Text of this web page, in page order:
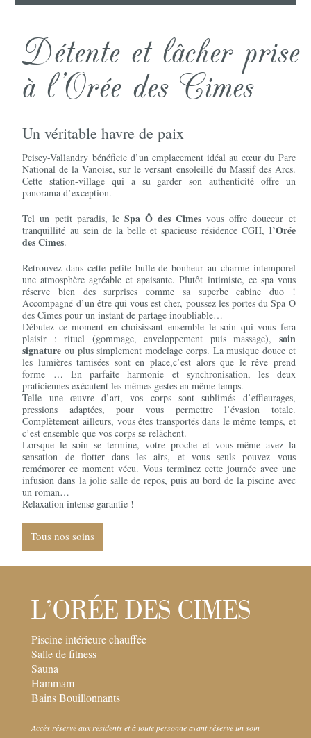
Détente et lâcher prise
à l'Orée des Cimes
Un véritable havre de paix
Peisey-Vallandry bénéficie d’un emplacement idéal au cœur du Parc
National de la Vanoise, sur le versant ensoleillé du Massif des Arcs.
Cette station-village qui a su garder son authenticité offre un
panorama d’exception.
Tel un petit paradis, le Spa Ô des Cimes vous offre douceur et
tranquillité au sein de la belle et spacieuse résidence CGH, l’Orée
des Cimes.
Retrouvez dans cette petite bulle de bonheur au charme intemporel
une atmosphère agréable et apaisante. Plutôt intimiste, ce spa vous
réserve bien des surprises comme sa superbe cabine duo !
Accompagné d’un être qui vous est cher, poussez les portes du Spa Ô
des Cimes pour un instant de partage inoubliable…
Débutez ce moment en choisissant ensemble le soin qui vous fera
plaisir : rituel (gommage, enveloppement puis massage),
soin
signature ou plus simplement modelage corps. La musique douce et
les lumières tamisées sont en place,c’est alors que le rêve prend
forme … En parfaite harmonie et synchronisation, les deux
praticiennes exécutent les mêmes gestes en même temps.
Telle une œuvre d’art, vos corps sont sublimés d’effleurages,
pressions adaptées, pour vous permettre l’évasion totale.
Complètement ailleurs, vous êtes transportés dans le même temps, et
c’est ensemble que vos corps se relâchent.
Lorsque le soin se termine, votre proche et vous-même avez la
sensation de flotter dans les airs, et vous seuls pouvez vous
remémorer ce moment vécu. Vous terminez cette journée avec une
infusion dans la jolie salle de repos, puis au bord de la piscine avec
un roman…
Relaxation intense garantie !
Tous nos soins
L'ORÉE DES CIMES
Piscine intérieure chauffée
Salle de fitness
Sauna
Hammam
Bains Bouillonnants
Accès réservé aux résidents et à toute personne ayant réservé un soin